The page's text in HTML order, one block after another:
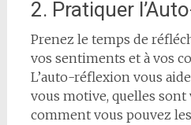
2. Pratiquer
Prenez le temps de
vos sentiments et à vos
L’auto-réflexion vous
vous motive, quelles sont
comment vous pouvez